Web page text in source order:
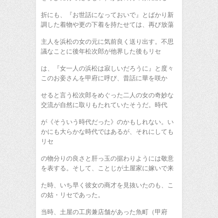
折にも、『お世話になっておいで』とばかり新
調した着物や更の下着を持たせては、再び放蕩
主人を浜松の女の元に気前良く送り出す。不思
議なことに後年松次郎が他界した後もリセ
は、『女一人の浜松は寂しいだろうに』と度々
このお妾さんを甲府に呼び、昔話に華を咲か
せると言う松次郎をめぐった二人の女の奇妙な
交流が自然に取りもたれていたそうだ。時代
が《そういう時代だった》のかもしれない。い
かにも大らかな時代ではあるが、それにしても
リセ
の物分りの良さと肝っ玉の据わりようには敬意
を表する。そして、ことじが土屋家に嫁いで来
た時、いち早く彼女の商才を見抜いたのも、こ
の姑・リセであった。
当時、土屋の工房兼店舗があった魚町（甲府